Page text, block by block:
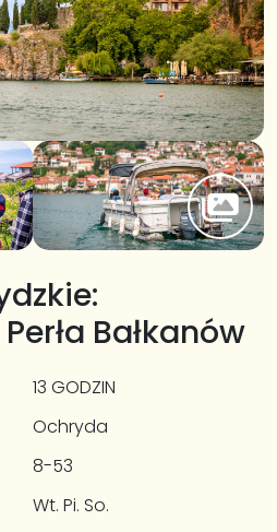
Bałkanów
13 GODZIN
Ochryda
8-53
Wt. Pi. So.